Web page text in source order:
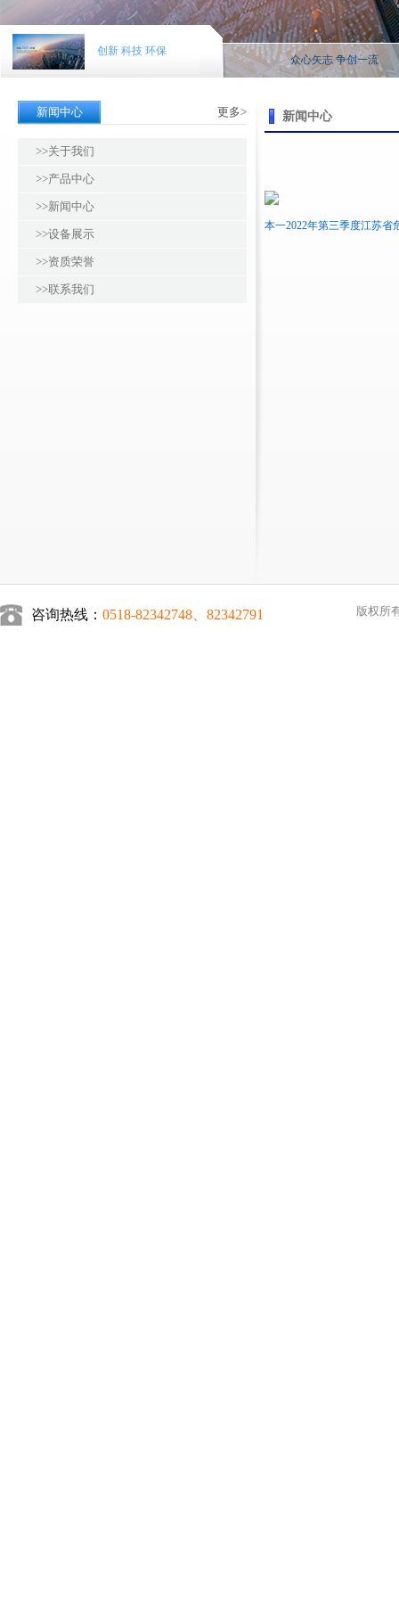
创新 科技 环保
众心矢志 争创一流
新闻中心 更多>
>>关于我们
>>产品中心
>>新闻中心
>>设备展示
>>资质荣誉
>>联系我们
新闻中心
本一2022年第三季度江苏省
咨询热线： 0518-82342748、82342791 版权所